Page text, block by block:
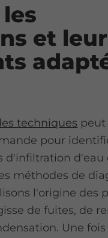
et
techniques peut
pour
d'infiltration d'eau
méthodes de
l'origine des
de fuites, de
Une fois